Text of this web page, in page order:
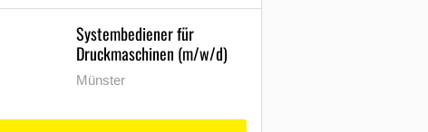
Systembediener für
Druckmaschinen (m/w/d)
Münster